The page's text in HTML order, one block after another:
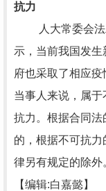
抗力
人大常委会法
示，当前我国发
府也采取了相应
当事人来说，属
抗力。根据合同法
的，根据不可抗
律另有规定的除
【编辑:白嘉懿】